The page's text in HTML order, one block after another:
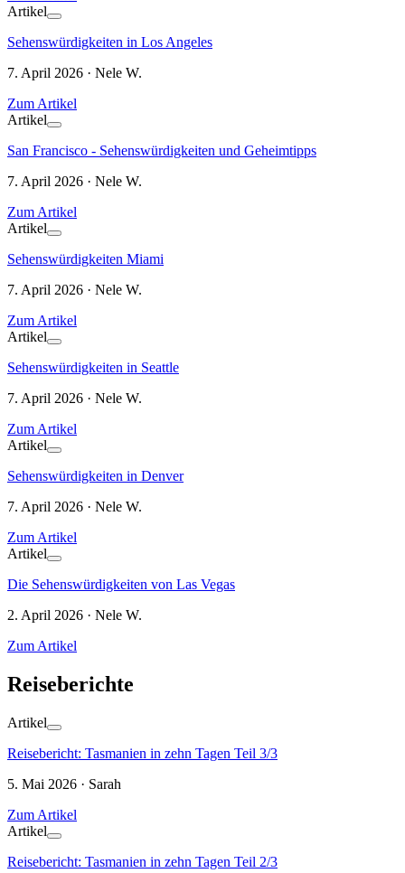
Artikel
Sehenswürdigkeiten in Los Angeles
7. April 2026 · Nele W.
Zum Artikel
Artikel
San Francisco - Sehenswürdigkeiten und Geheimtipps
7. April 2026 · Nele W.
Zum Artikel
Artikel
Sehenswürdigkeiten Miami
7. April 2026 · Nele W.
Zum Artikel
Artikel
Sehenswürdigkeiten in Seattle
7. April 2026 · Nele W.
Zum Artikel
Artikel
Sehenswürdigkeiten in Denver
7. April 2026 · Nele W.
Zum Artikel
Artikel
Die Sehenswürdigkeiten von Las Vegas
2. April 2026 · Nele W.
Zum Artikel
Reiseberichte
Artikel
Reisebericht: Tasmanien in zehn Tagen Teil 3/3
5. Mai 2026 · Sarah
Zum Artikel
Artikel
Reisebericht: Tasmanien in zehn Tagen Teil 2/3